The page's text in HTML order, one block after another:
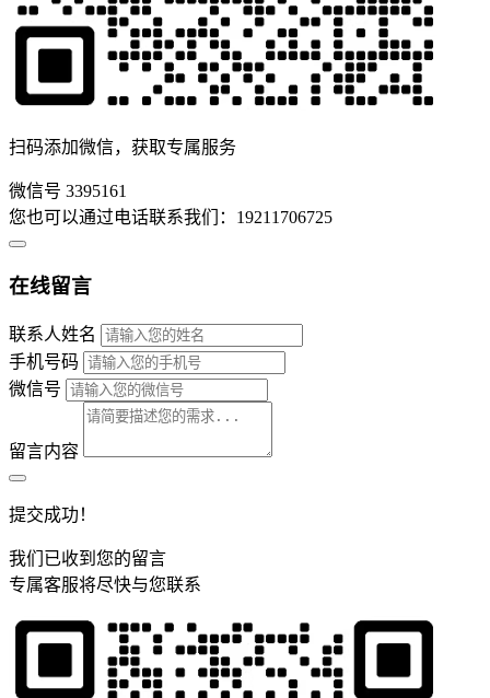
扫码添加微信，获取专属服务
微信号 3395161
您也可以通过电话联系我们：19211706725
在线留言
联系人姓名
手机号码
微信号
留言内容
提交成功！
我们已收到您的留言
专属客服将尽快与您联系